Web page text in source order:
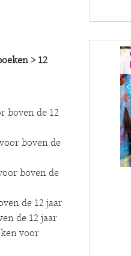
> 12
boven de 12
boven de
boven de
de 12 jaar
de 12 jaar
voor